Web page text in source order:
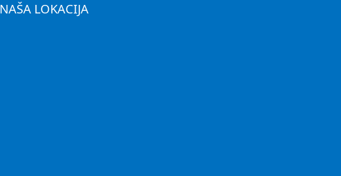
NAŠA LOKACIJA